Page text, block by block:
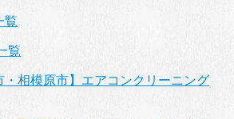
覧
覧
・相模原市】エアコンクリーニング